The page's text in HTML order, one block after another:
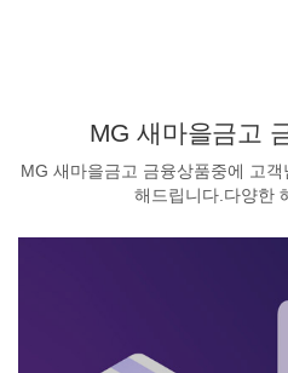
MG 새마을금고
MG 새마을금고 금융상품중에 고
해드립니다.다양한